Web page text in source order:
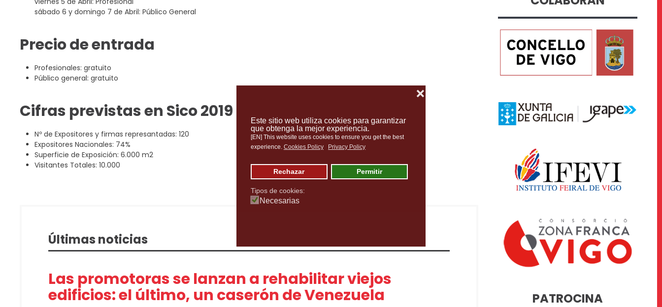
Este sitio web utiliza cookies para garantizar
que obtenga la mejor experiencia.
[EN] This website uses cookies to ensure you get the best
experience. Cookies Policy Privacy Policy
Rechazar Permitir
❌
Tipos de cookies:
Necesarias
sábado 6 y domingo 7 de Abril: Público General
Precio de entrada
Profesionales: gratuito
Público general: gratuito
Cifras previstas en Sico 2019
Nº de Expositores y firmas represantadas: 120
Expositores Nacionales: 74%
Superficie de Exposición: 6.000 m2
Visitantes Totales: 10.000
Últimas noticias
Las promotoras se lanzan a rehabilitar viejos
edificios: el último, un caserón de Venezuela PATROCINA